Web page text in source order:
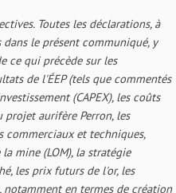
Toutes les déclarations, à
le présent communiqué, y
ce qui précède sur les
de l'ÉEP (tels que commentés
(CAPEX), les coûts
projet aurifère Perron, les
commerciaux et techniques,
mine (LOM), la stratégie
les prix futurs de l'or, les
en termes de création